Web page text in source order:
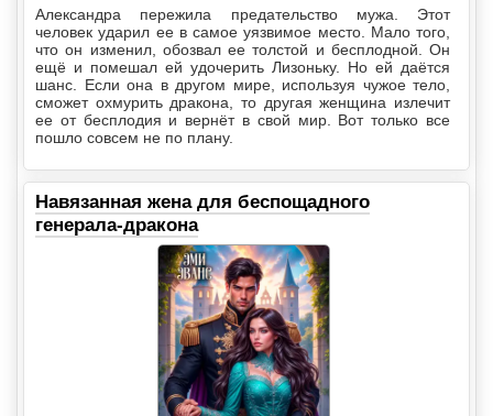
Александра пережила предательство мужа. Этот
человек ударил ее в самое уязвимое место. Мало того,
что он изменил, обозвал ее толстой и бесплодной. Он
ещё и помешал ей удочерить Лизоньку. Но ей даётся
шанс. Если она в другом мире, используя чужое тело,
сможет охмурить дракона, то другая женщина излечит
ее от бесплодия и вернёт в свой мир. Вот только все
пошло совсем не по плану.
Навязанная жена для беспощадного
генерала-дракона